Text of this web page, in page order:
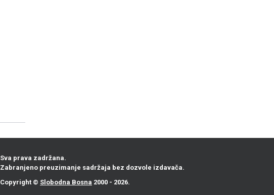
Sva prava zadržana.
Zabranjeno preuzimanje sadržaja bez dozvole izdavača.
Copyright © Slobodna Bosna 2000 - 2026.